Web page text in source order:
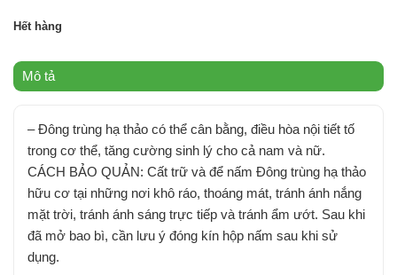
Hết hàng
Mô tả
– Đông trùng hạ thảo có thể cân bằng, điều hòa nội tiết tố
trong cơ thể, tăng cường sinh lý cho cả nam và nữ.
CÁCH BẢO QUẢN: Cất trữ và để nấm Đông trùng hạ thảo
hữu cơ tại những nơi khô ráo, thoáng mát, tránh ánh nắng
mặt trời, tránh ánh sáng trực tiếp và tránh ẩm ướt. Sau khi
đã mở bao bì, cần lưu ý đóng kín hộp nấm sau khi sử
dụng.